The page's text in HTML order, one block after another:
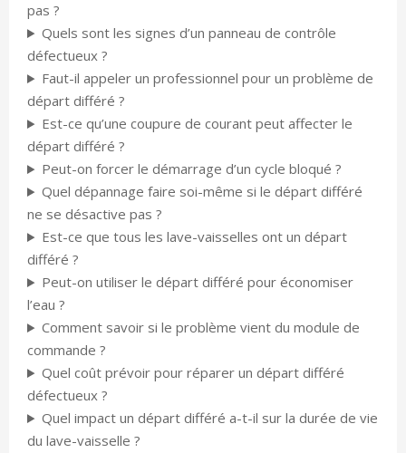
pas ?
Quels sont les signes d’un panneau de contrôle
défectueux ?
Faut-il appeler un professionnel pour un problème de
départ différé ?
Est-ce qu’une coupure de courant peut affecter le
départ différé ?
Peut-on forcer le démarrage d’un cycle bloqué ?
Quel dépannage faire soi-même si le départ différé
ne se désactive pas ?
Est-ce que tous les lave-vaisselles ont un départ
différé ?
Peut-on utiliser le départ différé pour économiser
l’eau ?
Comment savoir si le problème vient du module de
commande ?
Quel coût prévoir pour réparer un départ différé
défectueux ?
Quel impact un départ différé a-t-il sur la durée de vie
du lave-vaisselle ?